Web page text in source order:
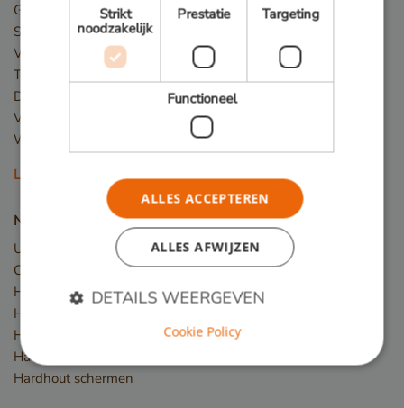
Gevelbekleding
Steigers
Vlonder
Terras
Dakterras
Veranda
Winkelvloer en showroom
Lees meer
Nieuw hout
Upcycled Wood
Constructiehout
Hardhout planken
Hardhout latten
Hardhout palen
Hardhout balken
Hardhout schermen
Strikt
noodzakelijk
Prestatie Targeting
Functioneel
ALLES ACCEPTEREN
ALLES AFWIJZEN
DETAILS WEERGEVEN
Strikt noodzakelijk
Cookie Policy